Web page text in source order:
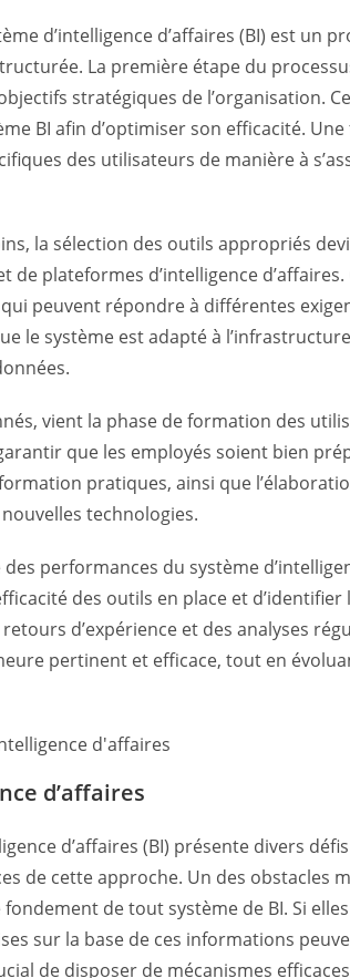
d’intelligence d’affaires (BI) est un
La première étape du
stratégiques de l’organisation.
BI afin d’optimiser son efficacité.
des utilisateurs de manière à
la sélection des outils appropriés
de plateformes d’intelligence
peuvent répondre à différentes
le système est adapté à
vient la phase de formation des
que les employés soient bien
pratiques, ainsi que
technologies.
performances du système
des outils en place et
d’expérience et des analyses
pertinent et efficace, tout en
d’affaires
d’affaires (BI) présente divers
de cette approche. Un des obstacles
de tout système de BI. Si
sur la base de ces informations
de disposer de mécanismes